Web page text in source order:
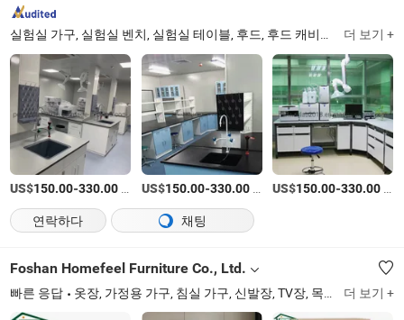
실험실 가구, 실험실 벤치, 실험실 테이블, 후드, 후드 캐비닛, 실험실 건설, 실험실 디자인, 실험실 캐비닛, 실험실 장비 더 보기 +
US$150.00-330.00 US$150.00-330.00/미터 US$150.00-330.00
연락하다
채팅
Foshan Homefeel Furniture Co., Ltd.
빠른 응답 옷장, 가정용 가구, 침실 가구, 신발장, TV장, 목재 가구, 포산 가구, 컴퓨터 책상 더 보기 +